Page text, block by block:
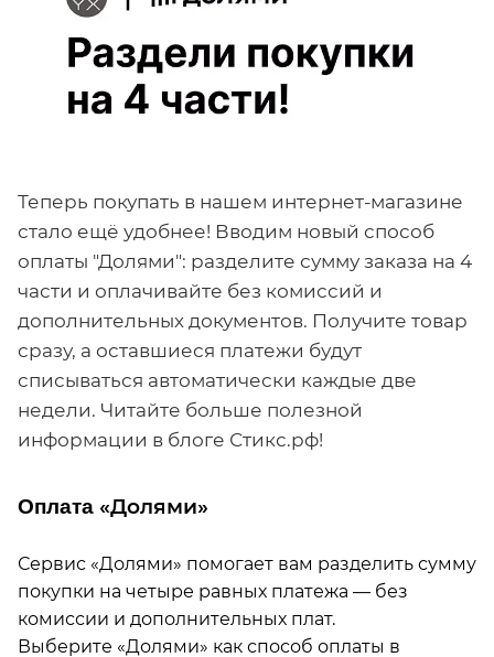
Теперь покупать в нашем интернет-магазине
стало ещё удобнее! Вводим новый способ
оплаты "Долями": разделите сумму заказа на 4
части и оплачивайте без комиссий и
дополнительных документов. Получите товар
сразу, а оставшиеся платежи будут
списываться автоматически каждые две
недели. Читайте больше полезной
информации в блоге Стикс.рф!
Оплата «Долями»
Сервис «Долями» помогает вам разделить сумму
покупки на четыре равных платежа — без
комиссии и дополнительных плат.
Выберите «Долями» как способ оплаты в